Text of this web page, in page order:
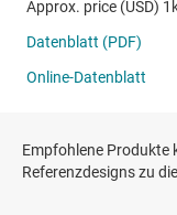
Empfohlene Produkte
Referenzdesigns zu